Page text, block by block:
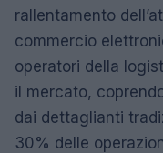
rallentamento
commercio
operatori della
il mercato,
dai dettaglianti
30% delle